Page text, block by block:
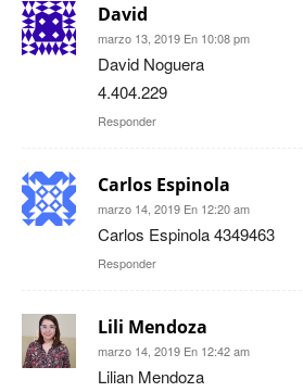
David
marzo 13, 2019 En 10:08 pm
David Noguera
4.404.229
Responder
Carlos Espinola
marzo 14, 2019 En 12:20 am
Carlos Espinola 4349463
Responder
Lili Mendoza
marzo 14, 2019 En 12:42 am
Lilian Mendoza